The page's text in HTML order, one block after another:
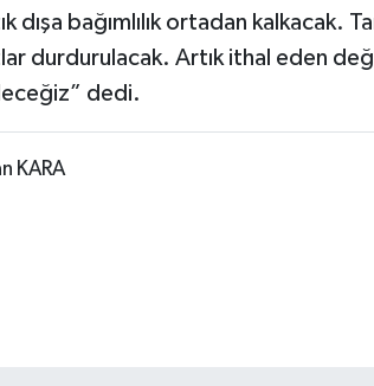
dışa bağımlılık ortadan kalkacak.
durdurulacak. Artık ithal eden
dedi.
KARA